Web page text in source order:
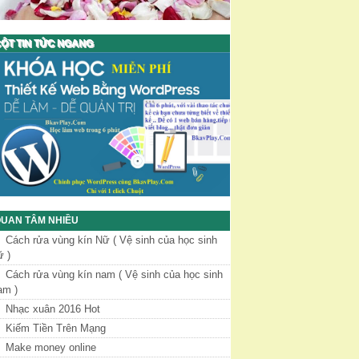
TIN TỨC NGANG
TÂM NHIỀU
Cách rửa vùng kín Nữ ( Vệ sinh của học sinh
)
Cách rửa vùng kín nam ( Vệ sinh của học sinh
)
Nhạc xuân 2016 Hot
Kiếm Tiền Trên Mạng
Make money online